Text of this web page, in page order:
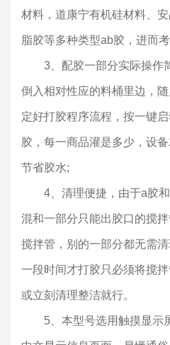
材料，道康宁有机硅材料、
脂胶等多种类型ab胶，进而
3、配胶一部分实际操作
倒入相对性应的料桶里边，
定好打胶程序流程，按一键
胶，每一商品灌是多少，设
节省胶水;
4、清理便捷，由于a胶和
混和一部分只能出胶口的搅
搅拌管，别的一部分都无需
一段时间才打胶只必须将搅
或立刻清理整洁就行。
5、本型号选用触摸显示